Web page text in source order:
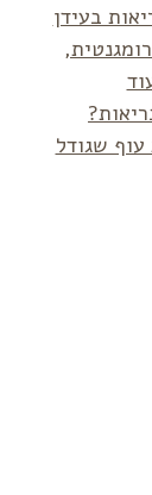
בעידן
שגודל